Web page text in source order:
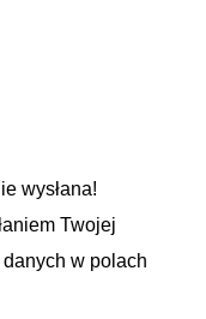
wysłana!
Twojej
w polach